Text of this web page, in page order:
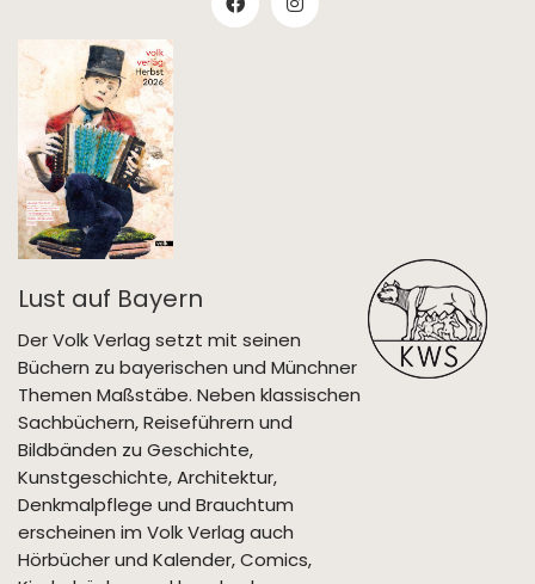
Lust auf Bayern
Der Volk Verlag setzt mit seinen
Büchern zu bayerischen und Münchner
Themen Maßstäbe. Neben klassischen
Sachbüchern, Reiseführern und
Bildbänden zu Geschichte,
Kunstgeschichte, Architektur,
Denkmalpflege und Brauchtum
erscheinen im Volk Verlag auch
Hörbücher und Kalender, Comics,